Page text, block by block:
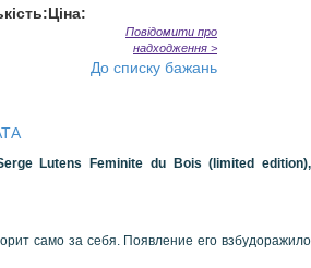
Ціна:
Повідомити про
надходження >
До списку бажань
Lutens Feminite du Bois (limited edition),
само за себя. Появление его взбудоражило